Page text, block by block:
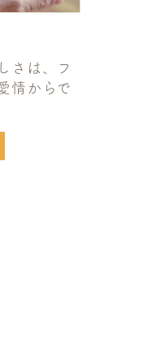
さは、フ
情からで